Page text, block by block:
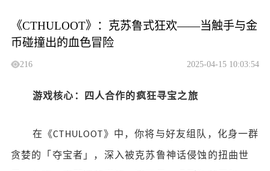
《CTHULOOT》：克苏鲁式狂欢——当触手与金
币碰撞出的血色冒险
216 2025-04-15 10:03:54
游戏核心：四人合作的疯狂寻宝之旅
在《CTHULOOT》中，你将与好友组队，化身一群
贪婪的「夺宝者」，深入被克苏鲁神话侵蚀的扭曲世